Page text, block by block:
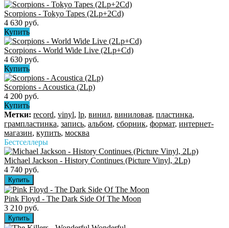
Scorpions - Tokyo Tapes (2Lp+2Cd)
4 630 руб.
Купить
Scorpions - World Wide Live (2Lp+Cd)
4 630 руб.
Купить
Scorpions - Acoustica (2Lp)
4 200 руб.
Купить
Метки: record, vinyl, lp, винил, виниловая, пластинка,
грампластинка, запись, альбом, сборник, формат, интернет-
магазин, купить, москва
Бестселлеры
Michael Jackson - History Continues (Picture Vinyl, 2Lp)
4 740 руб.
Pink Floyd - The Dark Side Of The Moon
3 210 руб.